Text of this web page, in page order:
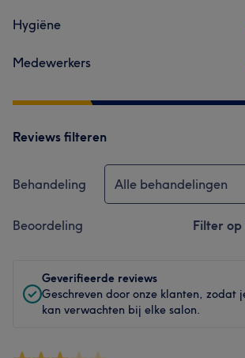
Hygiëne
Medewerkers
Reviews filteren
Behandeling Alle behandelingen
Beoordeling Filter
Geverifieerde reviews
Geschreven door onze klanten, zodat
kan verwachten bij elke salon.